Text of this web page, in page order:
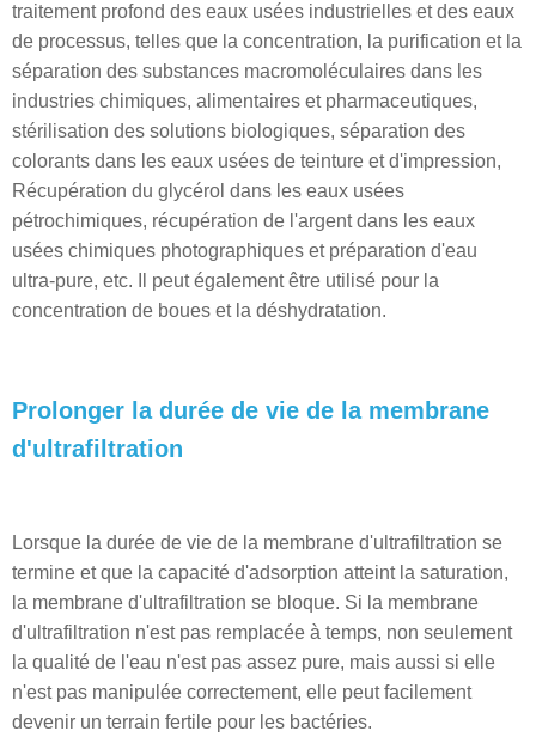
traitement profond des eaux usées industrielles et des eaux
de processus, telles que la concentration, la purification et la
séparation des substances macromoléculaires dans les
industries chimiques, alimentaires et pharmaceutiques,
stérilisation des solutions biologiques, séparation des
colorants dans les eaux usées de teinture et d'impression,
Récupération du glycérol dans les eaux usées
pétrochimiques, récupération de l'argent dans les eaux
usées chimiques photographiques et préparation d'eau
ultra-pure, etc. Il peut également être utilisé pour la
concentration de boues et la déshydratation.
Prolonger la durée de vie de la membrane
d'ultrafiltration
Lorsque la durée de vie de la membrane d'ultrafiltration se
termine et que la capacité d'adsorption atteint la saturation,
la membrane d'ultrafiltration se bloque. Si la membrane
d'ultrafiltration n'est pas remplacée à temps, non seulement
la qualité de l'eau n'est pas assez pure, mais aussi si elle
n'est pas manipulée correctement, elle peut facilement
devenir un terrain fertile pour les bactéries.